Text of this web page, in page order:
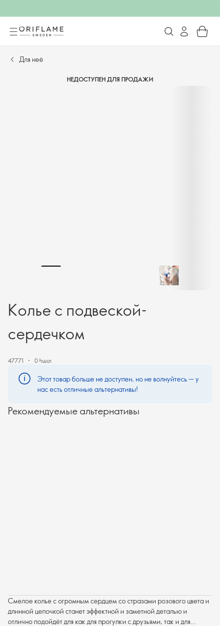
Для неё
НЕДОСТУПЕН ДЛЯ ПРОДАЖИ
Колье с подвеской-
сердечком
47771 0 հատ
Этот товар больше не доступен, но не волнуйтесь — у
нас есть отличные альтернативы!
Рекомендуемые альтернативы
Смелое колье с огромным сердцем со стразами розового цвета и
длинной цепочкой станет эффектной и заметной деталью и
отлично подойдёт для как для прогулки с друзьями, так и для